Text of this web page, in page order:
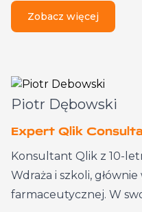
Zobacz więcej
Piotr Dębowski
Expert Qlik
Konsultant Qlik z 10-
Wdraża i szkoli,
farmaceutycznej. W